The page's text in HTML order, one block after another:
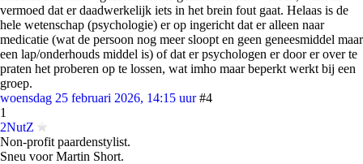
vermoed dat er daadwerkelijk iets in het brein fout gaat. Helaas is de
hele wetenschap (psychologie) er op ingericht dat er alleen naar
medicatie (wat de persoon nog meer sloopt en geen geneesmiddel maar
een lap/onderhouds middel is) of dat er psychologen er door er over te
praten het proberen op te lossen, wat imho maar beperkt werkt bij een
groep.
woensdag 25 februari 2026, 14:15 uur #4
1
2NutZ
Non-profit paardenstylist.
Sneu voor Martin Short.